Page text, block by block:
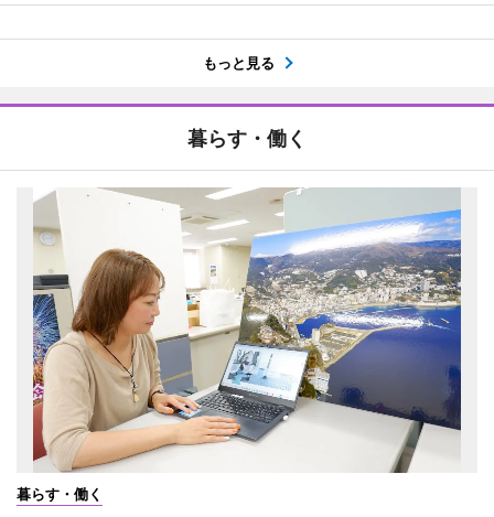
もっと見る
暮らす・働く
暮らす・働く